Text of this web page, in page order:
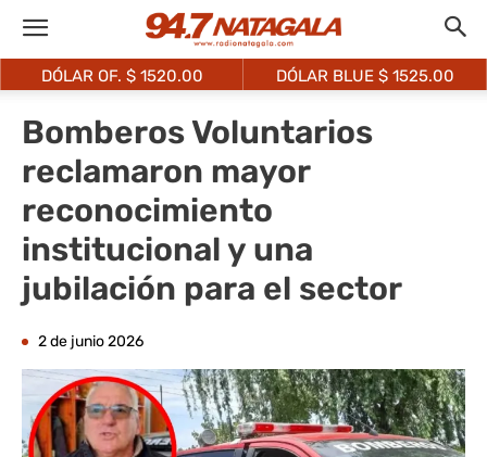
DÓLAR OF. $ 1520.00 DÓLAR BLUE $ 1525.00
Bomberos Voluntarios
reclamaron mayor
reconocimiento
institucional y una
jubilación para el sector
2 de junio 2026